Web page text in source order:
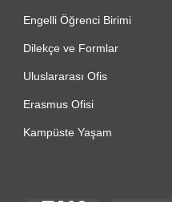
Engelli Öğrenci Birimi
Dilekçe ve Formlar
Uluslararası Ofis
Erasmus Ofisi
Kampüste Yaşam